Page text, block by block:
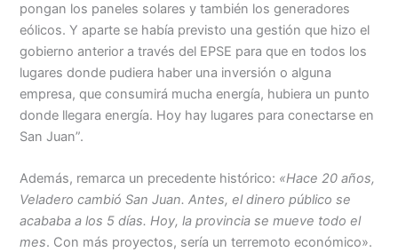
pongan los paneles solares y también los generadores
eólicos. Y aparte se había previsto una gestión que hizo el
gobierno anterior a través del EPSE para que en todos los
lugares donde pudiera haber una inversión o alguna
empresa, que consumirá mucha energía, hubiera un punto
donde llegara energía. Hoy hay lugares para conectarse en
San Juan”.
Además, remarca un precedente histórico: «Hace 20 años,
Veladero cambió San Juan. Antes, el dinero público se
acababa a los 5 días. Hoy, la provincia se mueve todo el
mes. Con más proyectos, sería un terremoto económico».